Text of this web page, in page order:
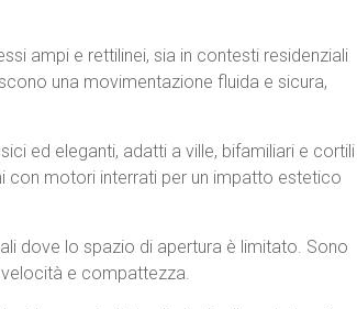
ampi e rettilinei, sia in contesti residenziali
una movimentazione fluida e sicura,
ed eleganti, adatti a ville, bifamiliari e cortili
con motori interrati per un impatto estetico
dove lo spazio di apertura è limitato. Sono
e compattezza.